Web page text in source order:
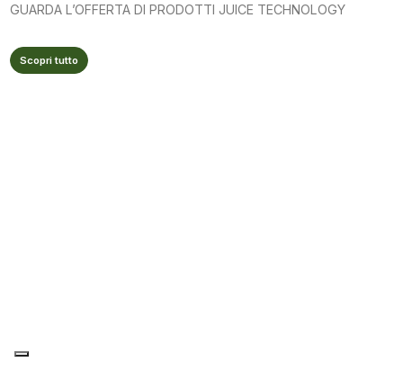
GUARDA L’OFFERTA DI PRODOTTI JUICE TECHNOLOGY
Scopri tutto